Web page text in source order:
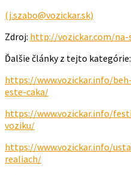
(j.szabo@vozickar.sk)
Zdroj: http://vozickar.com/
Ďalšie články z tejto kategórie:
https://www.vozickar.info/
este-caka/
https://www.vozickar.info/
voziku/
https://www.vozickar.info/
realiach/